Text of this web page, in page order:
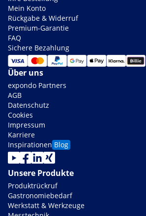
Mein Konto
Rückgabe & Widerruf
Premium-Garantie
FAQ
Sichere Bezahlung
Über uns
expondo Partners
AGB
Datenschutz
Cookies
Impressum
Karriere
Inspirationen Blog
Unsere Produkte
Produktrückruf
Gastronomiebedarf
Werkstatt & Werkzeuge